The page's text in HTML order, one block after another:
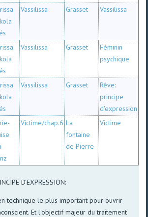
Vassilissa Grasset Vassilissa
Vassilissa Grasset
Féminin
psychique
Vassilissa Grasset
Rêve:
principe
d'expression
Victime/chap.6 La
fontaine
de Pierre
Victime
D'EXPRESSION:
technique le plus important pour ouvrir
Et l'objectif majeur du traitement